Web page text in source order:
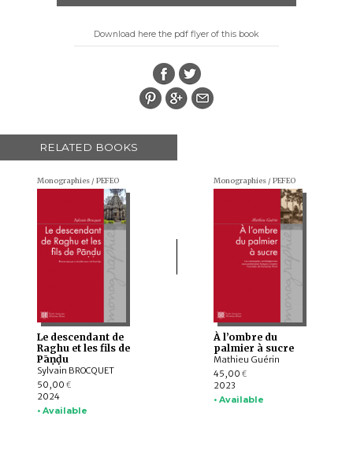
Download here the pdf flyer of this book
RELATED BOOKS
Monographies / PEFEO
Le descendant de
Raghu et les fils de
Pāṇḍu
Sylvain BROCQUET
50,00 €
2024
• Available
Monographies / PEFEO
À l’ombre du
palmier à sucre
Mathieu Guérin
45,00 €
2023
• Available